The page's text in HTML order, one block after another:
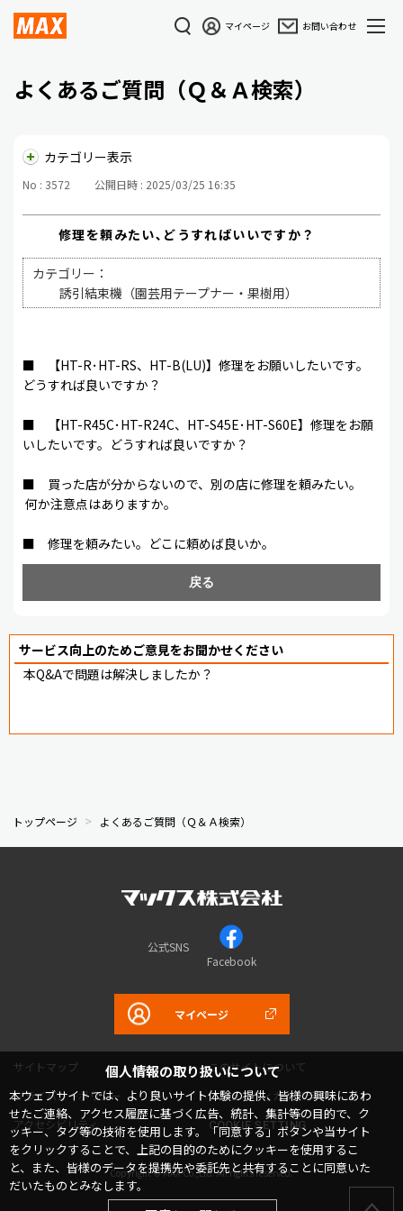
マイページ お問い合わせ
よくあるご質問（Ｑ＆Ａ検索）
個人情報の取り扱いについて
本ウェブサイトでは、より良いサイト体験の提供、皆様の興味にあわ
せたご連絡、アクセス履歴に基づく広告、統計、集計等の目的で、ク
ッキー、タグ等の技術を使用します。「同意する」ボタンや当サイト
をクリックすることで、上記の目的のためにクッキーを使用するこ
と、また、皆様のデータを提携先や委託先と共有することに同意いた
だいたものとみなします。
カテゴリー表示
No : 3572 公開日時 : 2025/03/25 16:35
修理を頼みたい､どうすればいいですか？
カテゴリー：
誘引結束機（園芸用テープナー・果樹用）
■ 【HT-R･HT-RS、HT-B(LU)】修理をお願いしたいです。
どうすれば良いですか？
■ 【HT-R45C･HT-R24C、HT-S45E･HT-S60E】修理をお願
いしたいです。どうすれば良いですか？
■ 買った店が分からないので、別の店に修理を頼みたい。
何か注意点はありますか。
■ 修理を頼みたい。どこに頼めば良いか。
戻る
サービス向上のためご意見をお聞かせください
本Q&Aで問題は解決しましたか？
トップページ よくあるご質問（Ｑ＆Ａ検索）
公式SNS
Facebook
マイページ
サイトマップ
このサイトについて
プライバシーポリシー
コミュニティガイドライン
アクセシビリティ
COOKIE SETTING
Copyright © MAX Co.,Ltd. All rights reserved.